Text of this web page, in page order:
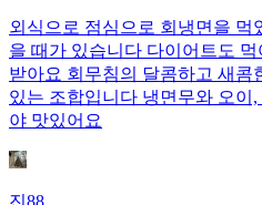
외식으로 점심으로 회냉면을 먹
을 때가 있습니다 다이어트도
받아요 회무침의 달콤하고 새콤
있는 조합입니다 냉면무와 오이
야 맛있어요